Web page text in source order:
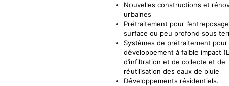
Nouvelles constructions et
urbaines
Prétraitement pour
surface ou peu profond sous
Systèmes de prétraitement pour
développement à faible impact
d’infiltration et de collecte et de
réutilisation des eaux de pluie
Développements résidentiels.